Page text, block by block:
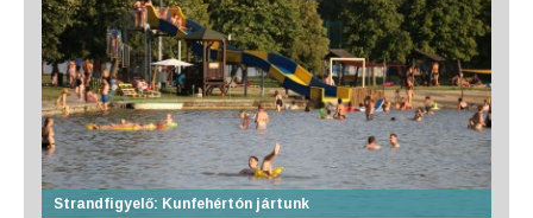
Strandfigyelő: Kunfehértón jártunk